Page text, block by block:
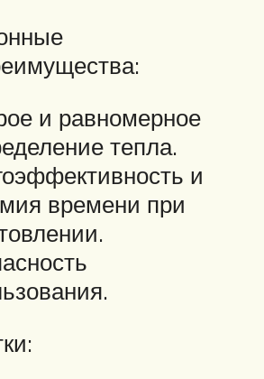
и равномерное
тепла.
и
времени при